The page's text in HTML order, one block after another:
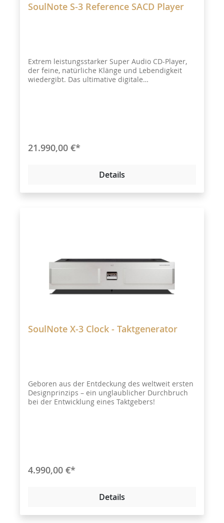
SoulNote S-3 Reference SACD Player
Extrem leistungsstarker Super Audio CD-Player,
der feine, natürliche Klänge und Lebendigkeit
wiedergibt. Das ultimative digitale
21.990,00 €*
Details
SoulNote X-3 Clock - Taktgenerator
Geboren aus der Entdeckung des weltweit ersten
Designprinzips – ein unglaublicher Durchbruch
bei der Entwicklung eines Taktgebers!
4.990,00 €*
Details